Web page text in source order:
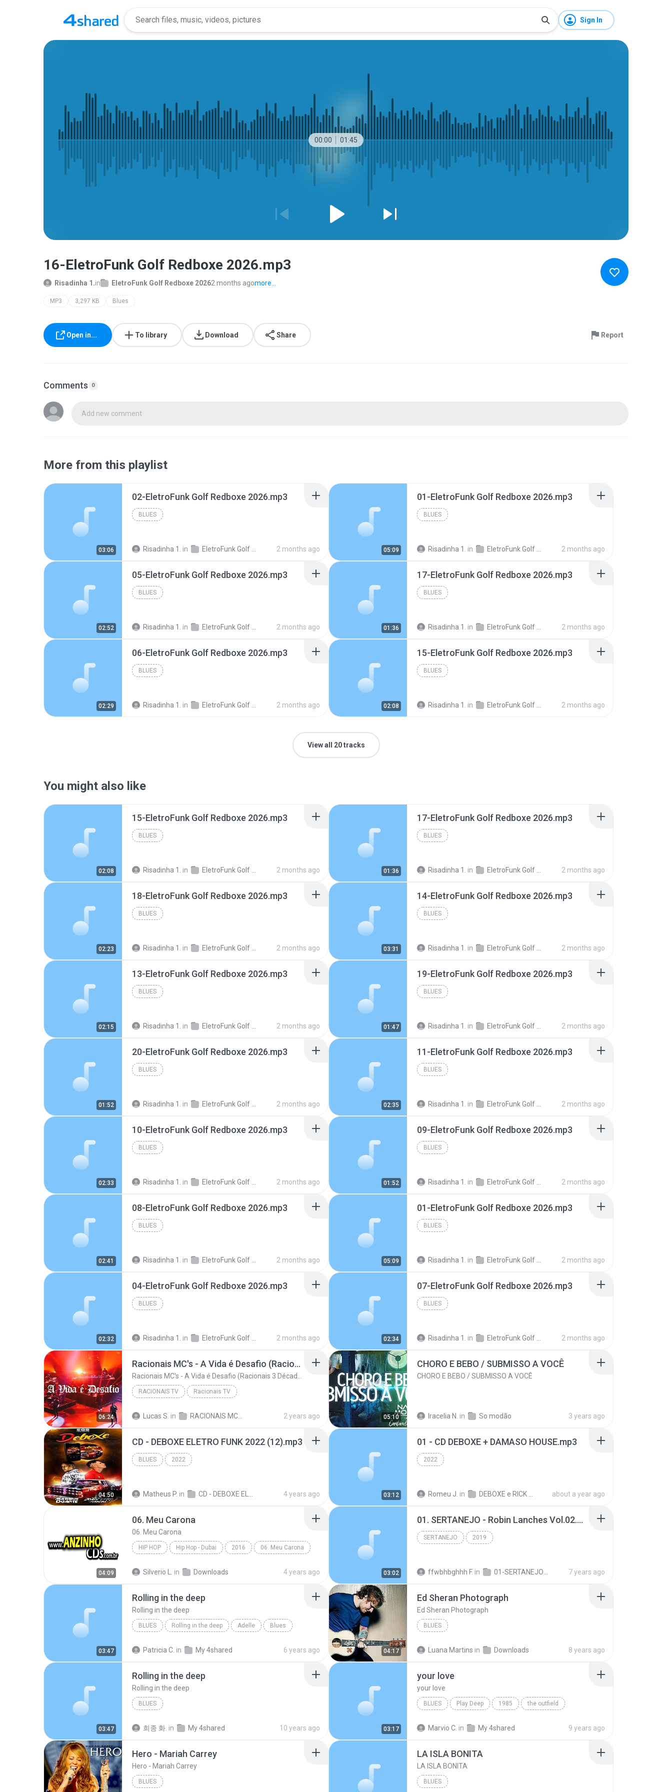
Sign In
00:00 01:45
16-EletroFunk Golf Redboxe 2026.mp3
Risadinha 1.in EletroFunk Golf Redboxe 20262 months agomore...
MP3 3,297 KB Blues
Open in... To library Download Share Report
Comments 0
Add new comment
More from this playlist
03:06
02-EletroFunk Golf Redboxe 2026.mp3
BLUES
Risadinha 1. in EletroFunk Golf Redboxe 2026 2 months ago 05:09
01-EletroFunk Golf Redboxe 2026.mp3
BLUES
Risadinha 1. in EletroFunk Golf Redboxe 2026 2 months ago
02:52
05-EletroFunk Golf Redboxe 2026.mp3
BLUES
Risadinha 1. in EletroFunk Golf Redboxe 2026 2 months ago 01:36
17-EletroFunk Golf Redboxe 2026.mp3
BLUES
Risadinha 1. in EletroFunk Golf Redboxe 2026 2 months ago
02:29
06-EletroFunk Golf Redboxe 2026.mp3
BLUES
Risadinha 1. in EletroFunk Golf Redboxe 2026 2 months ago 02:08
15-EletroFunk Golf Redboxe 2026.mp3
BLUES
Risadinha 1. in EletroFunk Golf Redboxe 2026 2 months ago
View all 20 tracks
You might also like
02:08
15-EletroFunk Golf Redboxe 2026.mp3
BLUES
Risadinha 1. in 2 months ago 01:36
17-EletroFunk Golf Redboxe 2026.mp3
BLUES
Risadinha 1. in 2 months ago
02:23
18-EletroFunk Golf Redboxe 2026.mp3
BLUES
Risadinha 1. in 2 months ago 03:31
14-EletroFunk Golf Redboxe 2026.mp3
BLUES
Risadinha 1. in 2 months ago
02:15
13-EletroFunk Golf Redboxe 2026.mp3
BLUES
Risadinha 1. in 2 months ago 01:47
19-EletroFunk Golf Redboxe 2026.mp3
BLUES
Risadinha 1. in 2 months ago
01:52
20-EletroFunk Golf Redboxe 2026.mp3
BLUES
Risadinha 1. in 2 months ago 02:35
11-EletroFunk Golf Redboxe 2026.mp3
BLUES
Risadinha 1. in 2 months ago
02:33
10-EletroFunk Golf Redboxe 2026.mp3
BLUES
Risadinha 1. in 2 months ago 01:52
09-EletroFunk Golf Redboxe 2026.mp3
BLUES
Risadinha 1. in 2 months ago
02:41
08-EletroFunk Golf Redboxe 2026.mp3
BLUES
Risadinha 1. in 2 months ago 05:09
01-EletroFunk Golf Redboxe 2026.mp3
BLUES
Risadinha 1. in 2 months ago
02:32
04-EletroFunk Golf Redboxe 2026.mp3
BLUES
Risadinha 1. in 2 months ago 02:34
07-EletroFunk Golf Redboxe 2026.mp3
BLUES
Risadinha 1. in 2 months ago
06:24
Racionais MC's - A Vida é Desafio (Racionais 3 Décadas Ao Vivo)
RACIONAIS TV Racionais TV
Lucas S. in 2 years ago 05:10
CHORO E BEBO / SUBMISSO A VOCÊ
CHORO E BEBO / SUBMISSO A VOCÊ
Iracelia N. in So modão 3 years ago
04:50
CD - DEBOXE ELETRO FUNK 2022 (12).mp3
BLUES 2022
Matheus P. in 4 years ago 03:12
01 - CD DEBOXE + DAMASO HOUSE.mp3
2022
Romeu J. in about a year ago
04:09
06. Meu Carona
06. Meu Carona
HIP HOP Hip Hop - Dubai 2016 06. Meu Carona
Silverio L. in Downloads 4 years ago 03:02
01. SERTANEJO - Robin Lanches Vol.02.mp3
SERTANEJO 2019
ffwbhbghhh F. in 7 years ago
03:47
Rolling in the deep
Rolling in the deep
BLUES Rolling in the deep Adelle Blues
Patricia C. in My 4shared 6 years ago 04:17
Ed Sheran Photograph
Ed Sheran Photograph
BLUES
Luana Martins in Downloads 8 years ago
03:47
Rolling in the deep
Rolling in the deep
BLUES
희종 화. in My 4shared 10 years ago 03:17
your love
your love
BLUES Play Deep 1985 the outfield
Marvio C. in My 4shared 9 years ago
Hero - Mariah Carrey
Hero - Mariah Carrey
BLUES
LA ISLA BONITA
LA ISLA BONITA
BLUES